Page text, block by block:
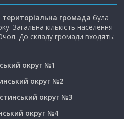
громада була
Загальна кількість населення
До складу громади входять:
округ №1
округ №2
округ №3
округ №4